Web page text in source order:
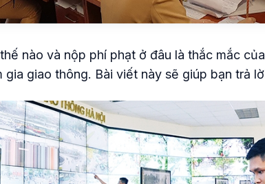
nào và nộp phí phạt ở đâu là thắc mắc
gia giao thông. Bài viết này sẽ giúp bạn trả